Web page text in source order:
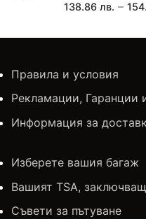
138.86 лв. –
Правила и условия
Рекламации, Гаранции
Информация за
Изберете вашия багаж
Вашият TSA,
Съвети за пътуване